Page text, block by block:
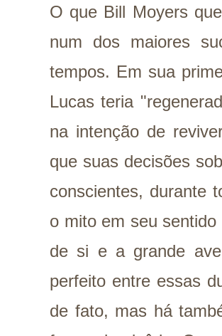
O que Bill Moyers
num dos maiores
tempos. Em sua
Lucas teria
na intenção de
que suas decisões
conscientes, durante
o mito em seu
de si e a grande
perfeito entre essas
de fato, mas há